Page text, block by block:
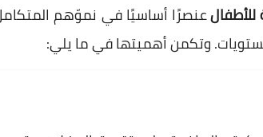
عنصرًا أساسيًا في نموّهم
وتكمن أهميتها في ما يلي: